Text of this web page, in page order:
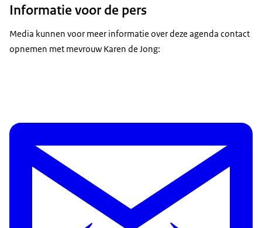
Informatie voor de pers
Media kunnen voor meer informatie over deze agenda contact
opnemen met mevrouw Karen de Jong: